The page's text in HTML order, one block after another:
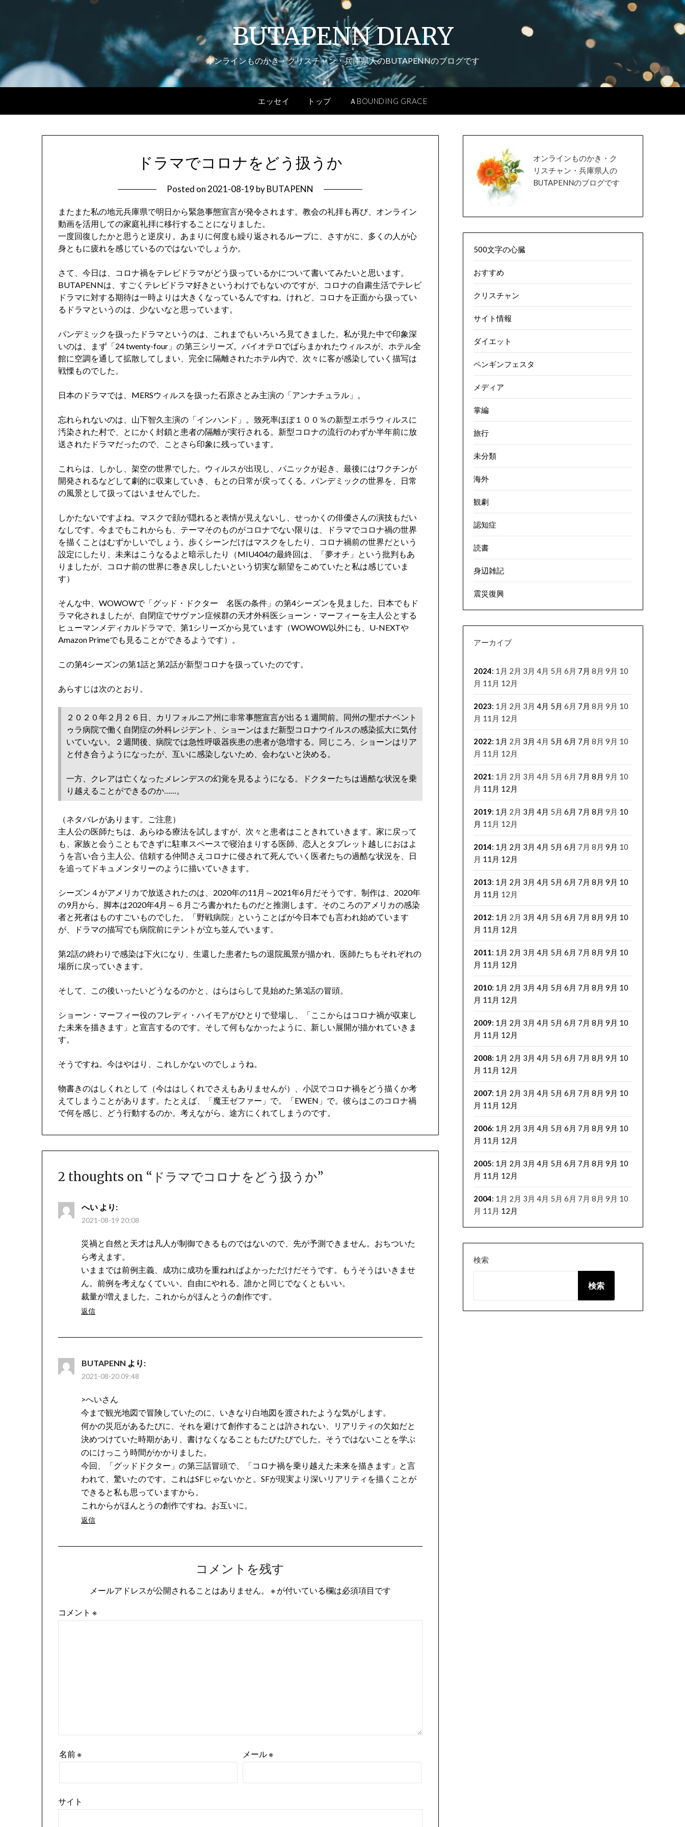
BUTAPENN DIARY
オンラインものかき・クリスチャン・兵庫県人のBUTAPENNのブログです
エッセイ トップ ＡBOUNDING GRACE
ドラマでコロナをどう扱うか
Posted on 2021-08-19 byBUTAPENN
またまた私の地元兵庫県で明日から緊急事態宣言が発令されます。教会の礼拝も再び、オンライン
動画を活用しての家庭礼拝に移行することになりました。
一度回復したかと思うと逆戻り。あまりに何度も繰り返されるループに、さすがに、多くの人が心
身ともに疲れを感じているのではないでしょうか。
さて、今日は、コロナ禍をテレビドラマがどう扱っているかについて書いてみたいと思います。
BUTAPENNは、すごくテレビドラマ好きというわけでもないのですが、コロナの自粛生活でテレビ
ドラマに対する期待は一時よりは大きくなっているんですね。けれど、コロナを正面から扱ってい
るドラマというのは、少ないなと思っています。
パンデミックを扱ったドラマというのは、これまでもいろいろ見てきました。私が見た中で印象深
いのは、まず「24 twenty-four」の第三シリーズ。バイオテロでばらまかれたウィルスが、ホテル全
館に空調を通して拡散してしまい、完全に隔離されたホテル内で、次々に客が感染していく描写は
戦慄ものでした。
日本のドラマでは、MERSウィルスを扱った石原さとみ主演の「アンナチュラル」。
忘れられないのは、山下智久主演の「インハンド」。致死率ほぼ１００％の新型エボラウィルスに
汚染された村で、とにかく封鎖と患者の隔離が実行される。新型コロナの流行のわずか半年前に放
送されたドラマだったので、ことさら印象に残っています。
これらは、しかし、架空の世界でした。ウィルスが出現し、パニックが起き、最後にはワクチンが
開発されるなどして劇的に収束していき、もとの日常が戻ってくる。パンデミックの世界を、日常
の風景として扱ってはいませんでした。
しかたないですよね。マスクで顔が隠れると表情が見えないし、せっかくの俳優さんの演技もだい
なしです。今までもこれからも、テーマそのものがコロナでない限りは、ドラマでコロナ禍の世界
を描くことはむずかしいでしょう。歩くシーンだけはマスクをしたり、コロナ禍前の世界だという
設定にしたり、未来はこうなるよと暗示したり（MIU404の最終回は、「夢オチ」という批判もあ
りましたが、コロナ前の世界に巻き戻ししたいという切実な願望をこめていたと私は感じていま
す）
そんな中、WOWOWで「グッド・ドクター 名医の条件」の第4シーズンを見ました。日本でもド
ラマ化されましたが、自閉症でサヴァン症候群の天才外科医ショーン・マーフィーを主人公とする
ヒューマンメディカルドラマで、第1シリーズから見ています（WOWOW以外にも、U-NEXTや
Amazon Primeでも見ることができるようです）。
この第4シーズンの第1話と第2話が新型コロナを扱っていたのです。
あらすじは次のとおり。
２０２０年２月２６日、カリフォルニア州に非常事態宣言が出る１週間前。同州の聖ボナベント
ゥラ病院で働く自閉症の外科レジデント、ショーンはまだ新型コロナウイルスの感染拡大に気付
いていない。２週間後、病院では急性呼吸器疾患の患者が急増する。同じころ、ショーンはリア
と付き合うようになったが、互いに感染しないため、会わないと決める。
一方、クレアは亡くなったメレンデスの幻覚を見るようになる。ドクターたちは過酷な状況を乗
り越えることができるのか……。
（ネタバレがあります。ご注意）
主人公の医師たちは、あらゆる療法を試しますが、次々と患者はこときれていきます。家に戻って
も、家族と会うこともできずに駐車スペースで寝泊まりする医師、恋人とタブレット越しにおはよ
うを言い合う主人公。信頼する仲間さえコロナに侵されて死んでいく医者たちの過酷な状況を、日
を追ってドキュメンタリーのように描いていきます。
シーズン４がアメリカで放送されたのは、2020年の11月～2021年6月だそうです。制作は、2020年
の9月から。脚本は2020年4月～６月ごろ書かれたものだと推測します。そのころのアメリカの感染
者と死者はものすごいものでした。「野戦病院」ということばが今日本でも言われ始めています
が、ドラマの描写でも病院前にテントが立ち並んでいます。
第2話の終わりで感染は下火になり、生還した患者たちの退院風景が描かれ、医師たちもそれぞれの
場所に戻っていきます。
そして、この後いったいどうなるのかと、はらはらして見始めた第3話の冒頭。
ショーン・マーフィー役のフレディ・ハイモアがひとりで登場し、「ここからはコロナ禍が収束し
た未来を描きます」と宣言するのです。そして何もなかったように、新しい展開が描かれていきま
す。
そうですね。今はやはり、これしかないのでしょうね。
物書きのはしくれとして（今ははしくれでさえもありませんが）、小説でコロナ禍をどう描くか考
えてしまうことがあります。たとえば、「魔王ゼファー」で。「EWEN」で。彼らはこのコロナ禍
で何を感じ、どう行動するのか。考えながら、途方にくれてしまうのです。
2 thoughts on “ ドラマでコロナをどう扱うか”
へい より:
2021-08-19 20:08
災禍と自然と天才は凡人が制御できるものではないので、先が予測できません。おちついた
ら考えます。
いままでは前例主義、成功に成功を重ねればよかっただけだそうです。もうそうはいきませ
ん。前例を考えなくていい、自由にやれる。誰かと同じでなくともいい。
裁量が増えました。これからがほんとうの創作です。
返信
BUTAPENN より:
2021-08-20 09:48
>へいさん
今まで観光地図で冒険していたのに、いきなり白地図を渡されたような気がします。
何かの災厄があるたびに、それを避けて創作することは許されない、リアリティの欠如だと
決めつけていた時期があり、書けなくなることもたびたびでした。そうではないことを学ぶ
のにけっこう時間がかかりました。
今回、「グッドドクター」の第三話冒頭で、「コロナ禍を乗り越えた未来を描きます」と言
われて、驚いたのです。これはSFじゃないかと。SFが現実より深いリアリティを描くことが
できると私も思っていますから。
これからがほんとうの創作ですね。お互いに。
返信
コメントを残す
メールアドレスが公開されることはありません。 ※が付いている欄は必須項目です
コメント※
名前※ メール※
サイト
オンラインものかき・ク
リスチャン・兵庫県人の
BUTAPENNのブログです
500文字の心臓
おすすめ
クリスチャン
サイト情報
ダイエット
ペンギンフェスタ
メディア
掌編
旅行
未分類
海外
観劇
認知症
読書
身辺雑記
震災復興
アーカイブ
2024: 1月 2月 3月 4月 5月 6月 7月 8月 9月 10
月 11月 12月
2023: 1月 2月 3月 4月 5月 6月 7月 8月 9月 10
月 11月 12月
2022: 1月 2月 3月 4月 5月 6月 7月 8月 9月 10
月 11月 12月
2021: 1月 2月 3月 4月 5月 6月 7月 8月 9月 10
月 11月 12月
2019: 1月 2月 3月 4月 5月 6月 7月 8月 9月 10
月 11月 12月
2014: 1月 2月 3月 4月 5月 6月 7月 8月 9月 10
月 11月 12月
2013: 1月 2月 3月 4月 5月 6月 7月 8月 9月 10
月 11月 12月
2012: 1月 2月 3月 4月 5月 6月 7月 8月 9月 10
月 11月 12月
2011: 1月 2月 3月 4月 5月 6月 7月 8月 9月 10
月 11月 12月
2010: 1月 2月 3月 4月 5月 6月 7月 8月 9月 10
月 11月 12月
2009: 1月 2月 3月 4月 5月 6月 7月 8月 9月 10
月 11月 12月
2008: 1月 2月 3月 4月 5月 6月 7月 8月 9月 10
月 11月 12月
2007: 1月 2月 3月 4月 5月 6月 7月 8月 9月 10
月 11月 12月
2006: 1月 2月 3月 4月 5月 6月 7月 8月 9月 10
月 11月 12月
2005: 1月 2月 3月 4月 5月 6月 7月 8月 9月 10
月 11月 12月
2004: 1月 2月 3月 4月 5月 6月 7月 8月 9月 10
月 11月 12月
検索
検索